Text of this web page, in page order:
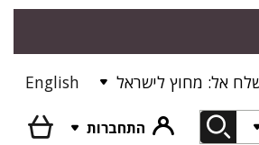
אל: מחוץ לישראל English
התחברות